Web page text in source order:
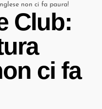
non ci fa paura!
Club:
ci fa